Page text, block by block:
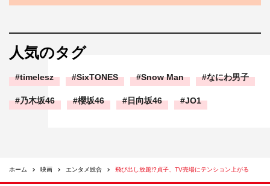
人気のタグ
timelesz SixTONES Snow Man なにわ男子
乃木坂46 櫻坂46 日向坂46 JO1
ホーム 映画 エンタメ総合 飛び出し放題!?貞子、TV売場にテンション上がる